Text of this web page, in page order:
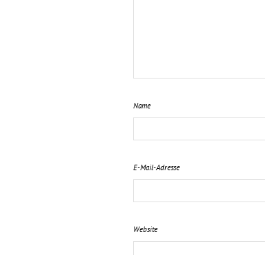
Name
E-Mail-Adresse
Website